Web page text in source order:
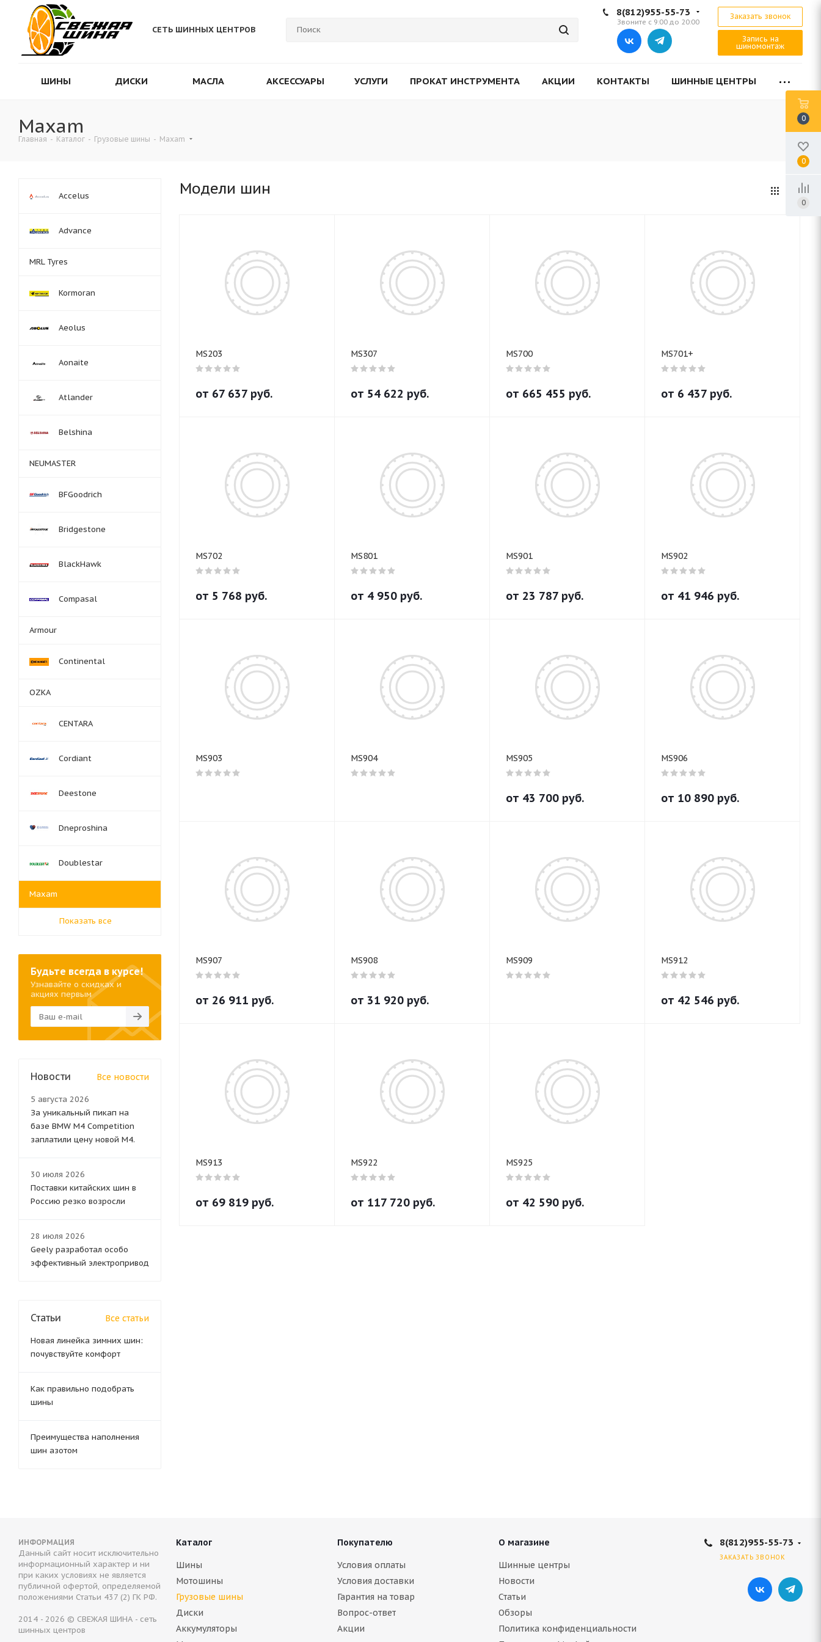
СЕТЬ ШИННЫХ ЦЕНТРОВ
8(812)955-55-73
Звоните с 9:00 до 20:00
Заказать звонок
Запись на
шиномонтаж
ШИНЫ ДИСКИ МАСЛА АКСЕССУАРЫ УСЛУГИ ПРОКАТ ИНСТРУМЕНТА АКЦИИ КОНТАКТЫ ШИННЫЕ ЦЕНТРЫ
Maxam
Главная - Каталог - Грузовые шины - Maxam
Модели шин
MS203
от 67 637 руб.
MS307
от 54 622 руб.
MS700
от 665 455 руб.
MS701+
от 6 437 руб.
MS702
от 5 768 руб.
MS801
от 4 950 руб.
MS901
от 23 787 руб.
MS902
от 41 946 руб.
MS903 MS904 MS905
от 43 700 руб.
MS906
от 10 890 руб.
MS907
от 26 911 руб.
MS908
от 31 920 руб.
MS909 MS912
от 42 546 руб.
MS913
от 69 819 руб.
MS922
от 117 720 руб.
MS925
от 42 590 руб.
Accelus
Advance
MRL Tyres
Kormoran
Aeolus
Aonaite
Atlander
Belshina
NEUMASTER
BFGoodrich
Bridgestone
BlackHawk
Compasal
Armour
Continental
OZKA
CENTARA
Cordiant
Deestone
Dneproshina
Doublestar
Maxam
Показать все
Будьте всегда в курсе!
Узнавайте о скидках и
акциях первым
Новости Все новости
5 августа 2026
За уникальный пикап на
базе BMW M4 Competition
заплатили цену новой M4.
30 июля 2026
Поставки китайских шин в
Россию резко возросли
28 июля 2026
Geely разработал особо
эффективный электропривод
Статьи Все статьи
Новая линейка зимних шин:
почувствуйте комфорт
Как правильно подобрать
шины
Преимущества наполнения
шин азотом
ИНФОРМАЦИЯ
Данный сайт носит исключительно
информационный характер и ни
при каких условиях не является
публичной офертой, определяемой
положениями Статьи 437 (2) ГК РФ.
2014 - 2026 © СВЕЖАЯ ШИНА - сеть
шинных центров
Каталог
Шины
Мотошины
Грузовые шины
Диски
Аккумуляторы
Покупателю
Условия оплаты
Условия доставки
Гарантия на товар
Вопрос-ответ
Акции
О магазине
Шинные центры
Новости
Статьи
Обзоры
Политика конфиденциальности
8(812)955-55-73
ЗАКАЗАТЬ ЗВОНОК
0
0
0